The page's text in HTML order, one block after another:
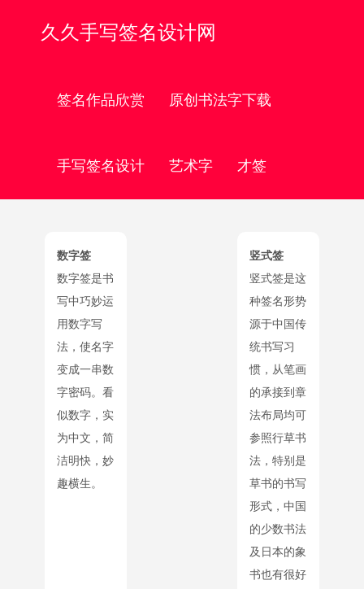
久久手写签名设计网
签名作品欣赏 原创书法字下载
手写签名设计 艺术字 才签
数字签
数字签是书
写中巧妙运
用数字写
法，使名字
变成一串数
字密码。看
似数字，实
为中文，简
洁明快，妙
趣横生。
竖式签
竖式签是这
种签名形势
源于中国传
统书写习
惯，从笔画
的承接到章
法布局均可
参照行草书
法，特别是
草书的书写
形式，中国
的少数书法
及日本的象
书也有很好